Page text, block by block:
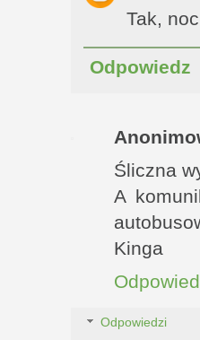
Tak,
Odpowiedz
Śliczna
A
Kinga
Odpowiedzi